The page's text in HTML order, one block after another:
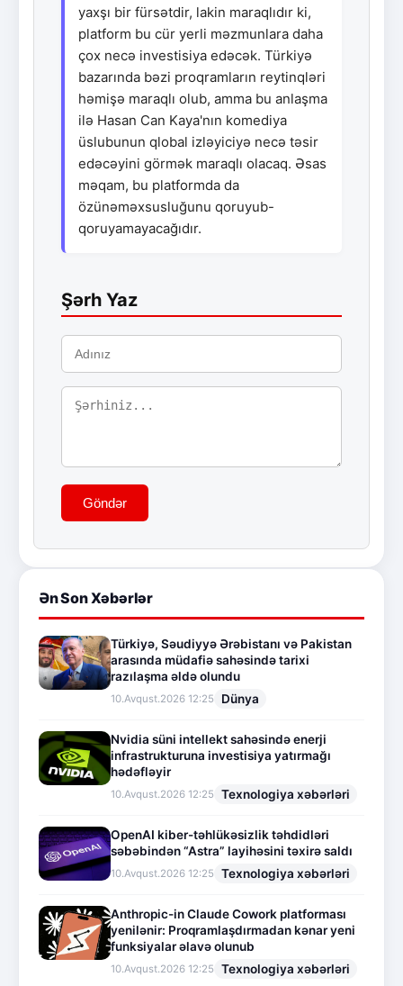
yaxşı bir fürsətdir, lakin maraqlıdır ki,
platform bu cür yerli məzmunlara daha
çox necə investisiya edəcək. Türkiyə
bazarında bəzi proqramların reytinqləri
həmişə maraqlı olub, amma bu anlaşma
ilə Hasan Can Kaya'nın komediya
üslubunun qlobal izləyiciyə necə təsir
edəcəyini görmək maraqlı olacaq. Əsas
məqam, bu platformda da
özünəməxsusluğunu qoruyub-
qoruyamayacağıdır.
Şərh Yaz
Göndər
Ən Son Xəbərlər
Türkiyə, Səudiyyə Ərəbistanı və Pakistan
arasında müdafiə sahəsində tarixi
razılaşma əldə olundu
10.Avqust.2026 12:25 Dünya
Nvidia süni intellekt sahəsində enerji
infrastrukturuna investisiya yatırmağı
hədəfləyir
10.Avqust.2026 12:25 Texnologiya xəbərləri
OpenAI kiber-təhlükəsizlik təhdidləri
səbəbindən “Astra” layihəsini təxirə saldı
10.Avqust.2026 12:25 Texnologiya xəbərləri
Anthropic-in Claude Cowork platforması
yenilənir: Proqramlaşdırmadan kənar yeni
funksiyalar əlavə olunub
10.Avqust.2026 12:25 Texnologiya xəbərləri